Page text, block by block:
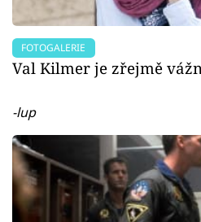
FOTOGALERIE
Val Kilmer je zřejmě
-lup